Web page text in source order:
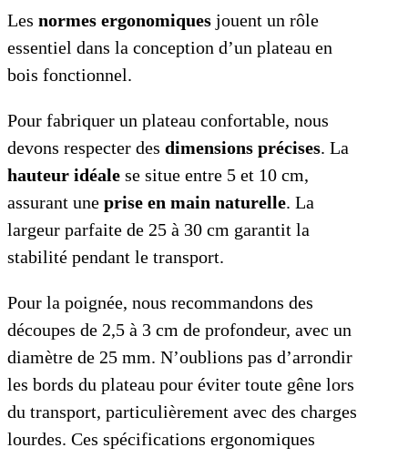
Les normes ergonomiques jouent un rôle
essentiel dans la conception d’un plateau en
bois fonctionnel.
Pour fabriquer un plateau confortable, nous
devons respecter des dimensions précises. La
hauteur idéale se situe entre 5 et 10 cm,
assurant une prise en main naturelle. La
largeur parfaite de 25 à 30 cm garantit la
stabilité pendant le transport.
Pour la poignée, nous recommandons des
découpes de 2,5 à 3 cm de profondeur, avec un
diamètre de 25 mm. N’oublions pas d’arrondir
les bords du plateau pour éviter toute gêne lors
du transport, particulièrement avec des charges
lourdes. Ces spécifications ergonomiques